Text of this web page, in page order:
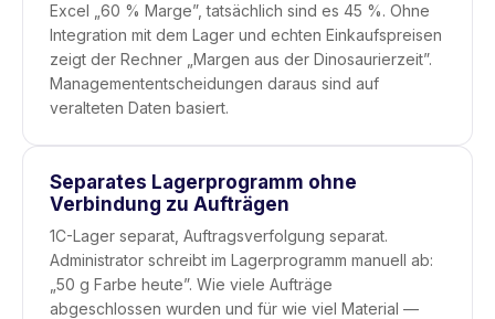
Excel „60 % Marge”, tatsächlich sind es 45 %. Ohne
Integration mit dem Lager und echten Einkaufspreisen
zeigt der Rechner „Margen aus der Dinosaurierzeit”.
Managemententscheidungen daraus sind auf
veralteten Daten basiert.
Separates Lagerprogramm ohne
Verbindung zu Aufträgen
1C-Lager separat, Auftragsverfolgung separat.
Administrator schreibt im Lagerprogramm manuell ab:
„50 g Farbe heute”. Wie viele Aufträge
abgeschlossen wurden und für wie viel Material —